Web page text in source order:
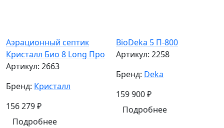
Аэрационный септик
Кристалл Био 8 Long Про
Артикул: 2663
Бренд: Кристалл
156 279₽
Подробнее
BioDeka 5 П-800
Артикул: 2258
Бренд: Deka
159 900₽
Подробнее